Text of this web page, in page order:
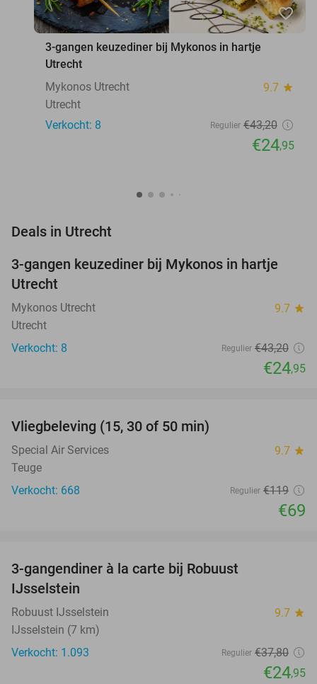
favorite_border
3-gangen keuzediner bij Mykonos in hartje
Utrecht
Mykonos Utrecht
9.7 star
Utrecht
Verkocht: 8
Regulier €43,20
€24,95
Deals in Utrecht
42%
NEW
TODAY
3-gangen keuzediner bij Mykonos in hartje
Utrecht
Mykonos Utrecht 9.7 star
Utrecht
Verkocht: 8
Regulier €43,20
€24,95
Vliegbeleving (15, 30 of 50 min)
Special Air Services 9.7 star
Teuge
Verkocht: 668
Regulier €119
€69
3-gangendiner à la carte bij Robuust
IJsselstein
Robuust IJsselstein 9.7 star
IJsselstein (7 km)
Verkocht: 1.093
Regulier €37,80
€24,95